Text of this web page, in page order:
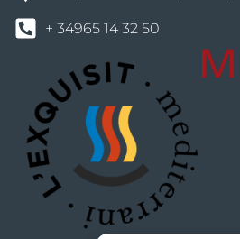
+ 34965 14 32 50